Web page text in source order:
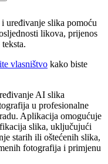
uređivanje slika pomoću
likova, prijenos
vlasništvo kako biste
AI slika
u profesionalne
Aplikacija omogućuje
slika, uključujući
starih ili oštećenih slika,
fotografija i primjenu